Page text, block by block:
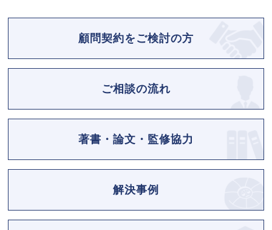
顧問契約をご検討の方
ご相談の流れ
著書・論文・監修協力
解決事例